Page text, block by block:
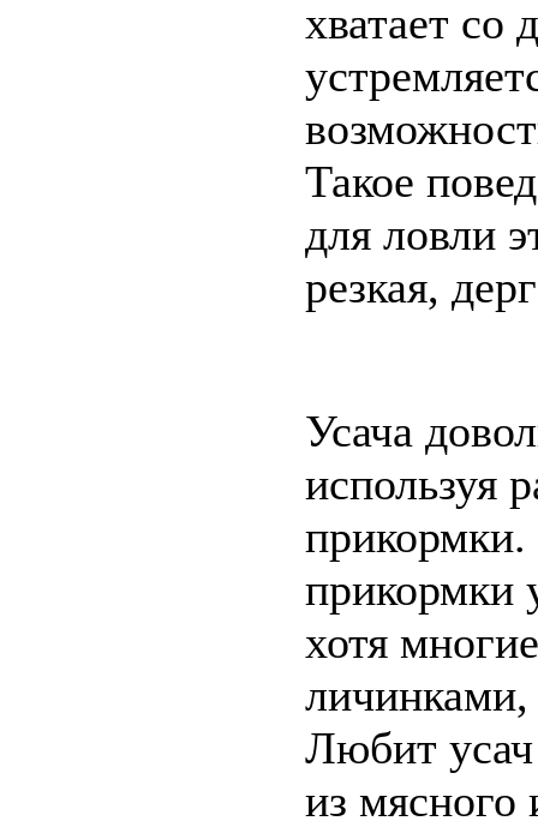
хватает со
Такое
для ловли
резкая,
Усача
используя
прикормки
хотя
Любит
из мясного